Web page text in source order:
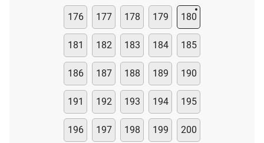
176 177 178 179 180
181 182 183 184 185
186 187 188 189 190
191 192 193 194 195
196 197 198 199 200